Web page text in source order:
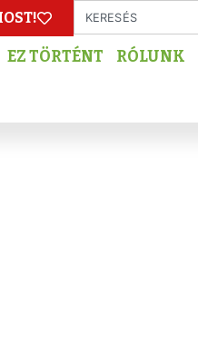
EZ TÖRTÉNT RÓLUNK